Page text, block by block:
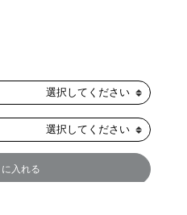
選択してください
選択してください
入れる